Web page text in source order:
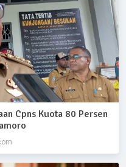
Cpns Kuota 80 Persen